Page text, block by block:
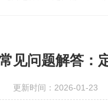
见问题解答
更新时间：2026-01-23